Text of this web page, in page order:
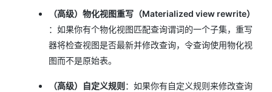
（高级）物化视图重写（Materialized view rewrite）
：如果你有个物化视图匹配查询谓词的一个子集，重写
器将检查视图是否最新并修改查询，令查询使用物化视
图而不是原始表。
（高级）自定义规则 ：如果你有自定义规则来修改查询